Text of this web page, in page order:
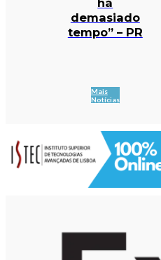
demasiado
tempo” – PR
Mais
Notícias